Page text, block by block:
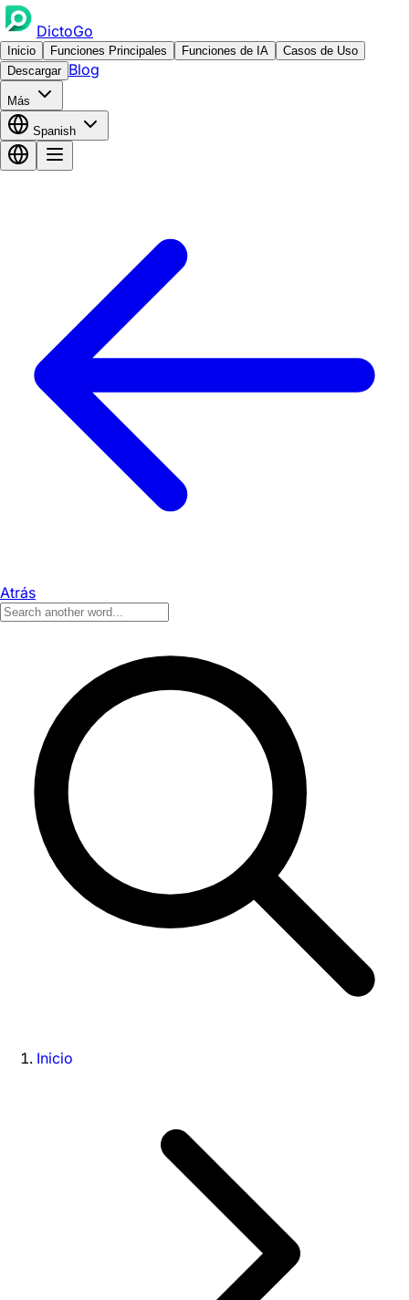
DictoGo
Inicio Funciones Principales Funciones de IA
Casos de Uso
Descargar Blog
Más
Spanish
Atrás
Inicio